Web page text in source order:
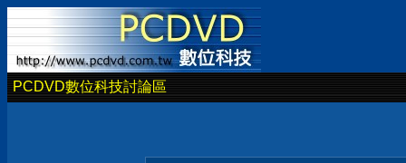
PCDVD數位科技討論區